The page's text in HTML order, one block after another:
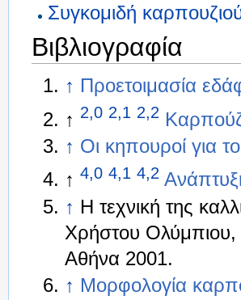
Συγκομιδή
Βιβλιογραφία
↑ Προετοιμασία
↑ 2,0 2,1 2,2
↑ Οι κηπουροί για
↑ 4,0 4,1 4,2
↑ Η τεχνική της
Χρήστου Ολύμπιου,
Αθήνα 2001.
↑ Μορφολογία